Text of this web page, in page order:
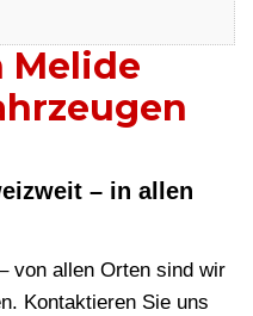
Melide
– in allen
von allen Orten sind wir
Kontaktieren Sie uns